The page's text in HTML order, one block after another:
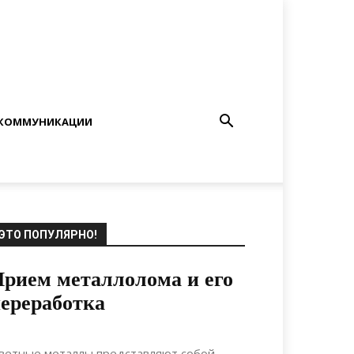
ПОПУЛЯРНО!
металлолома и его
04.11.2020